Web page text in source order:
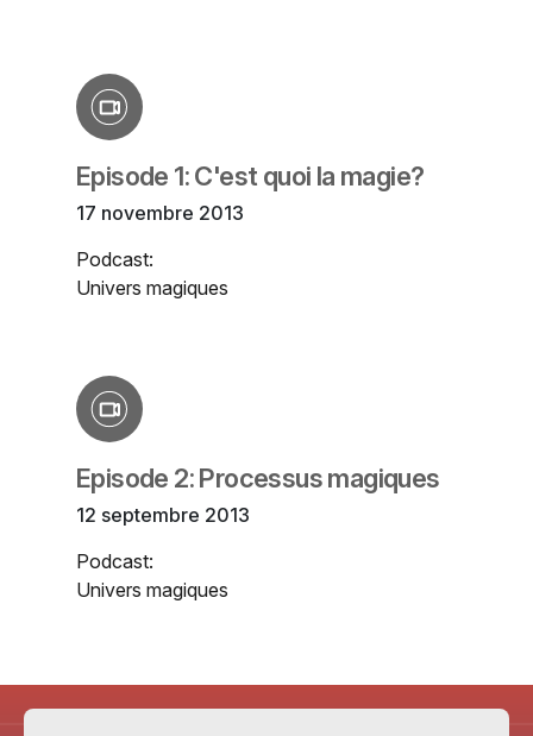
Episode 1: C'est quoi la magie?
17 novembre 2013
Podcast:
Univers magiques
Episode 2: Processus magiques
12 septembre 2013
Podcast:
Univers magiques